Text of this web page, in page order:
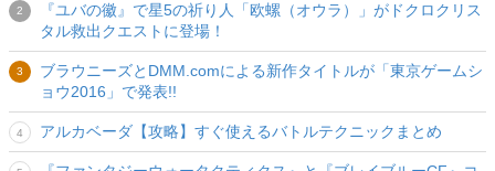
『ユバの徽』で星5の祈り人「欧螺（オウラ）」がドクロクリス
タル救出クエストに登場！
ブラウニーズとDMM.comによる新作タイトルが「東京ゲームシ
ョウ2016」で発表!!
アルカベーダ【攻略】すぐ使えるバトルテクニックまとめ